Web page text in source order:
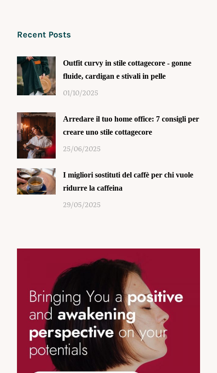
Recent Posts
Outfit curvy in stile cottagecore - gonne
fluide, cardigan e stivali in pelle
01/10/2025
Arredare il tuo home office: 7 consigli per
creare uno stile cottagecore
25/06/2025
I migliori sostituti del caffè per chi vuole
ridurre la caffeina
29/05/2025